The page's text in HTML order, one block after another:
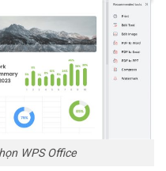
WPS Office